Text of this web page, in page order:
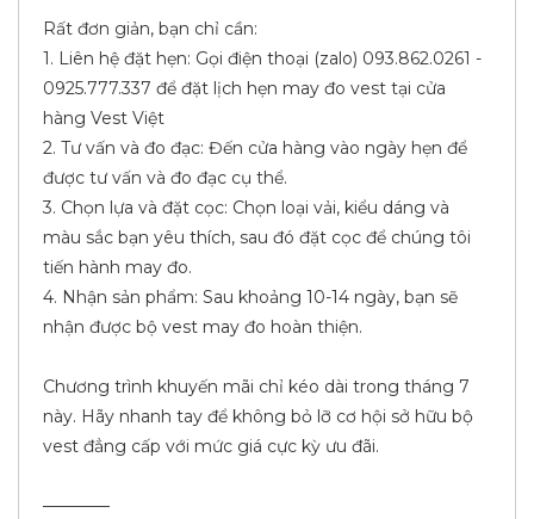
Rất đơn giản, bạn chỉ cần:
1. Liên hệ đặt hẹn: Gọi điện thoại (zalo) 093.862.0261 -
0925.777.337 để đặt lịch hẹn may đo vest tại cửa
hàng Vest Việt
2. Tư vấn và đo đạc: Đến cửa hàng vào ngày hẹn để
được tư vấn và đo đạc cụ thể.
3. Chọn lựa và đặt cọc: Chọn loại vải, kiểu dáng và
màu sắc bạn yêu thích, sau đó đặt cọc để chúng tôi
tiến hành may đo.
4. Nhận sản phẩm: Sau khoảng 10-14 ngày, bạn sẽ
nhận được bộ vest may đo hoàn thiện.
Chương trình khuyến mãi chỉ kéo dài trong tháng 7
này. Hãy nhanh tay để không bỏ lỡ cơ hội sở hữu bộ
vest đẳng cấp với mức giá cực kỳ ưu đãi.
————